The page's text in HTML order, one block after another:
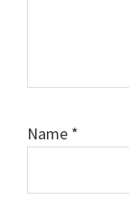
Name *